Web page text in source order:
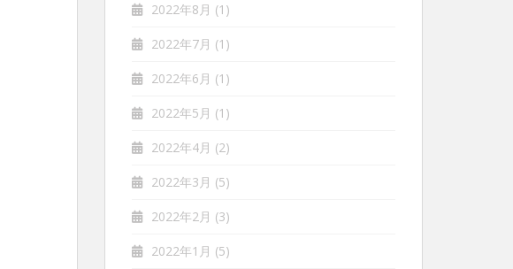
2022年8月 (1)
2022年7月 (1)
2022年6月 (1)
2022年5月 (1)
2022年4月 (2)
2022年3月 (5)
2022年2月 (3)
2022年1月 (5)